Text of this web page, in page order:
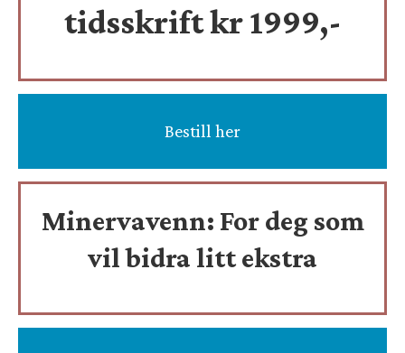
tidsskriftkr 1999,-
Bestill her
Minervavenn: For deg som
vil bidra litt ekstra